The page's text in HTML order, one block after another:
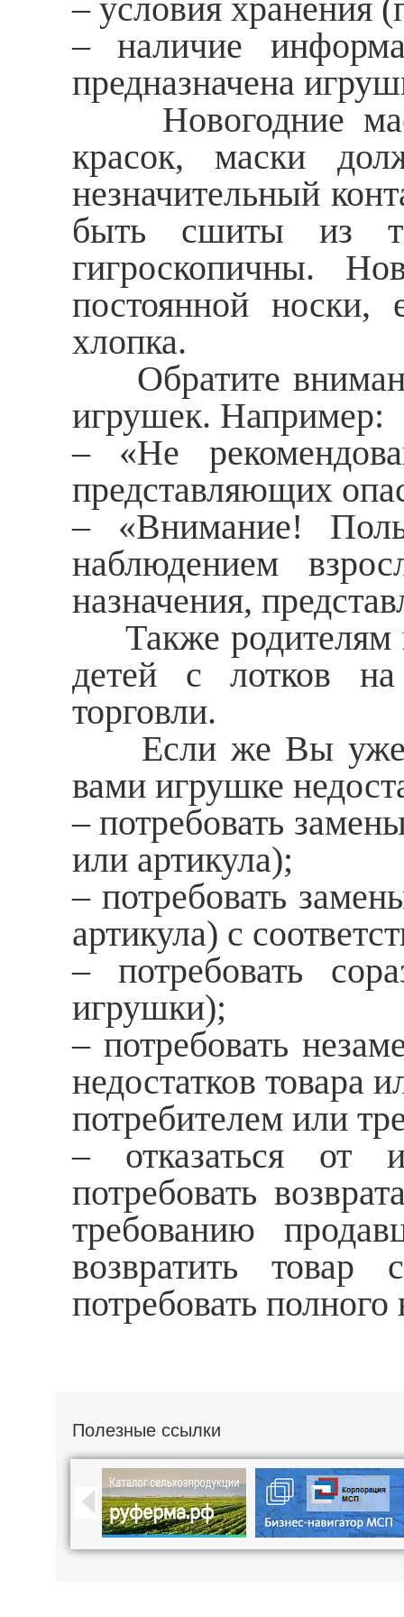
– условия хранения
– наличие
предназначена
Новогодние
красок, маски
незначительный
быть сшиты из
гигроскопичны.
постоянной носки,
хлопка.
Обратите
игрушек. Например:
– «Не
представляющих
– «Внимание!
наблюдением
назначения,
Также родителям
детей с лотков
торговли.
Если же Вы уже
вами игрушке
– потребовать
или артикула);
– потребовать
артикула) с
– потребовать
игрушки);
– потребовать
недостатков товара
потребителем или
– отказаться от
потребовать
требованию
возвратить товар
потребовать
Полезные ссылки